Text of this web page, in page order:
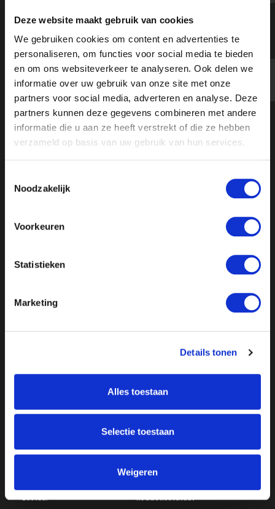
Deze website maakt gebruik van cookies
We gebruiken cookies om content en advertenties te
personaliseren, om functies voor social media te bieden
en om ons websiteverkeer te analyseren. Ook delen we
informatie over uw gebruik van onze site met onze
partners voor social media, adverteren en analyse. Deze
partners kunnen deze gegevens combineren met andere
informatie die u aan ze heeft verstrekt of die ze hebben
verzameld op basis van uw gebruik van hun services.
Noodzakelijk
Voorkeuren
Statistieken
Marketing
Details tonen
Alles toestaan
Selectie toestaan
Weigeren
Over ON!
Word lid
Steunbetuigingen
Vacatures
Bestuur Redactiestatuut